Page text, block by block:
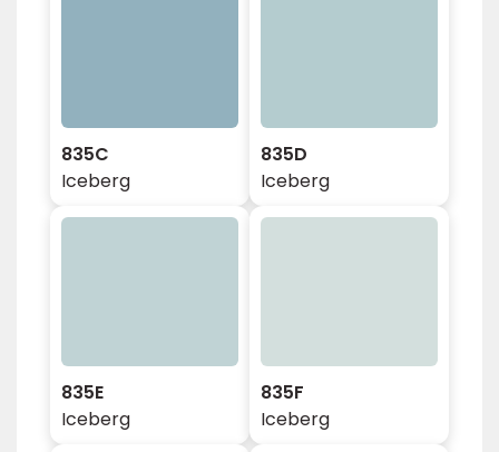
835C
Iceberg
835D
Iceberg
835E
Iceberg
835F
Iceberg